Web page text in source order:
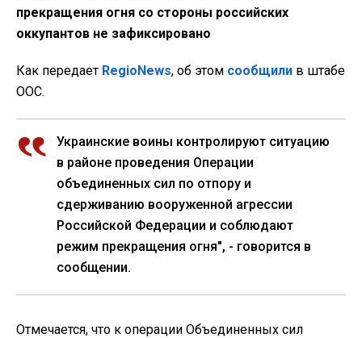
прекращения огня со стороны российских
оккупантов не зафиксировано
Как передает RegioNews, об этом сообщили в штабе
ООС.
Украинские воины контролируют ситуацию
в районе проведения Операции
объединенных сил по отпору и
сдерживанию вооруженной агрессии
Российской Федерации и соблюдают
режим прекращения огня", - говорится в
сообщении.
Отмечается, что к операции Объединенных сил